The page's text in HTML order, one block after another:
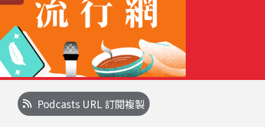
Podcasts URL 訂閱複製